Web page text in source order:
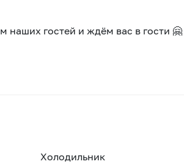
гостей и ждём вас в гости 🤗
Холодильник